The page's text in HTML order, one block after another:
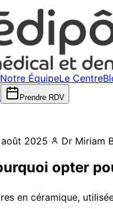
Notre ÉquipeLe Centre
Prendre RDV
2025 Dr Miriam
opter
en céramique,